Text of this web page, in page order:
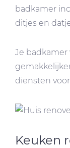
badkamer
ditjes en
Je
diensten
Keuken